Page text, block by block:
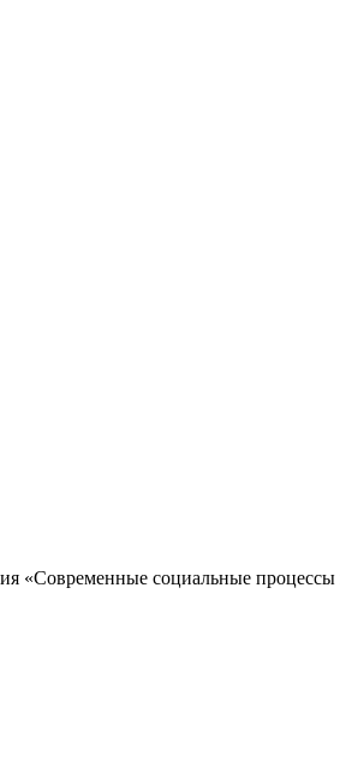
«Современные социальные процессы